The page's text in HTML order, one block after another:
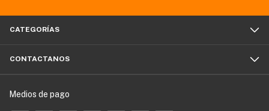
CATEGORÍAS
CONTACTANOS
Medios de pago